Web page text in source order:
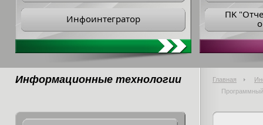
Инфоинтегратор
ПK
Информационные технологии Главная